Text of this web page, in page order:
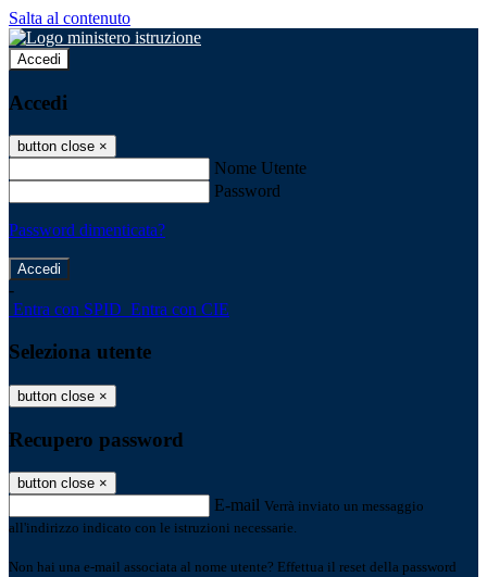
Salta al contenuto
Accedi
Accedi
button close ×
Nome Utente
Password
Password dimenticata?
-
Entra con SPID Entra con CIE
Seleziona utente
button close ×
Recupero password
button close ×
E-mail Verrà inviato un messaggio
all'indirizzo indicato con le istruzioni necessarie.
Non hai una e-mail associata al nome utente? Effettua il reset della password